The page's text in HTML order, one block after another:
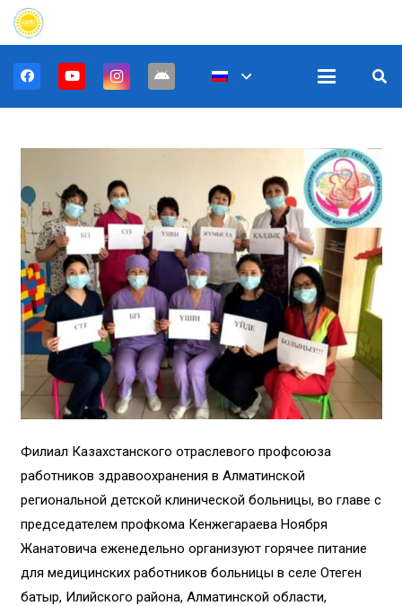
Филиал Казахстанского отраслевого профсоюза
работников здравоохранения в Алматинской
региональной детской клинической больницы, во главе с
председателем профкома Кенжегараева Ноября
Жанатовича еженедельно организуют горячее питание
для медицинских работников больницы в селе Отеген
батыр, Илийского района, Алматинской области,